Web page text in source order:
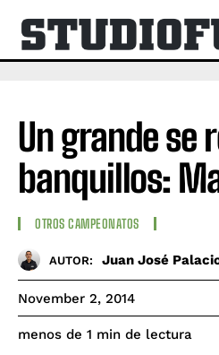
Un grande se
banquillos:
OTROS CAMPEONATOS
AUTOR: Juan José
November 2, 2014
menos de 1 min de lectura